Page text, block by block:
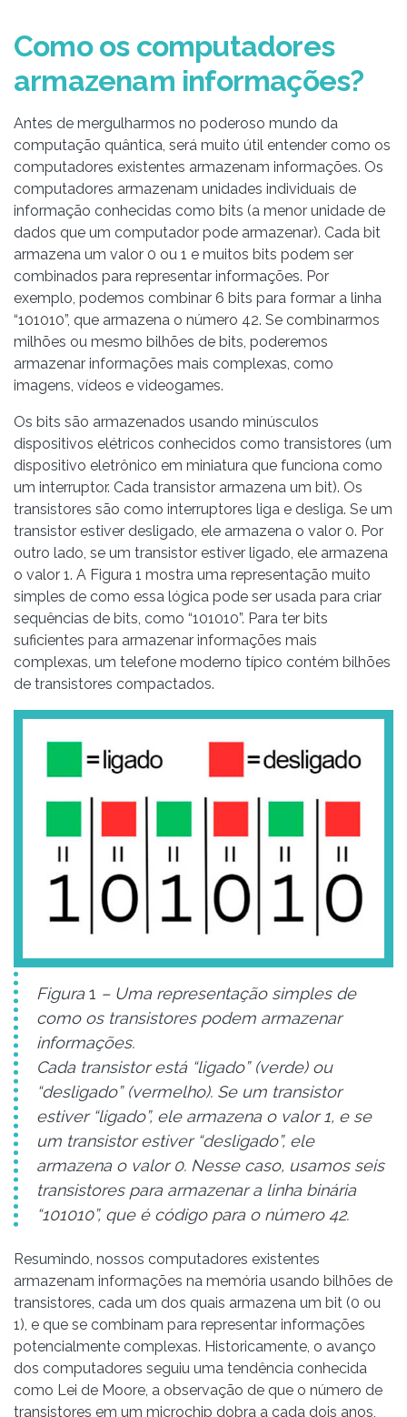
Como os computadores
armazenam informações?
Antes de mergulharmos no poderoso mundo da
computação quântica, será muito útil entender como os
computadores existentes armazenam informações. Os
computadores armazenam unidades individuais de
informação conhecidas como bits (a menor unidade de
dados que um computador pode armazenar). Cada bit
armazena um valor 0 ou 1 e muitos bits podem ser
combinados para representar informações. Por
exemplo, podemos combinar 6 bits para formar a linha
“101010”, que armazena o número 42. Se combinarmos
milhões ou mesmo bilhões de bits, poderemos
armazenar informações mais complexas, como
imagens, vídeos e videogames.
Os bits são armazenados usando minúsculos
dispositivos elétricos conhecidos como transistores (um
dispositivo eletrônico em miniatura que funciona como
um interruptor. Cada transistor armazena um bit). Os
transistores são como interruptores liga e desliga. Se um
transistor estiver desligado, ele armazena o valor 0. Por
outro lado, se um transistor estiver ligado, ele armazena
o valor 1. A Figura 1 mostra uma representação muito
simples de como essa lógica pode ser usada para criar
sequências de bits, como “101010”. Para ter bits
suficientes para armazenar informações mais
complexas, um telefone moderno típico contém bilhões
de transistores compactados.
Figura 1 – Uma representação simples de
como os transistores podem armazenar
informações.
Cada transistor está “ligado” (verde) ou
“desligado” (vermelho). Se um transistor
estiver “ligado”, ele armazena o valor 1, e se
um transistor estiver “desligado”, ele
armazena o valor 0. Nesse caso, usamos seis
transistores para armazenar a linha binária
“101010”, que é código para o número 42.
Resumindo, nossos computadores existentes
armazenam informações na memória usando bilhões de
transistores, cada um dos quais armazena um bit (0 ou
1), e que se combinam para representar informações
potencialmente complexas. Historicamente, o avanço
dos computadores seguiu uma tendência conhecida
como Lei de Moore, a observação de que o número de
transistores em um microchip dobra a cada dois anos,